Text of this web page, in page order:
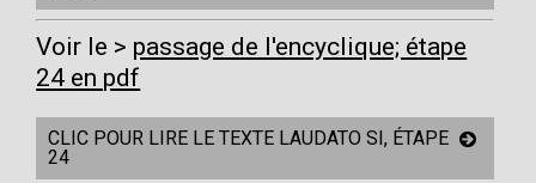
Voir le
passage de l'encyclique; étape
24 en pdf
CLIC POUR LIRE LE TEXTE LAUDATO SI, ÉTAPE
24